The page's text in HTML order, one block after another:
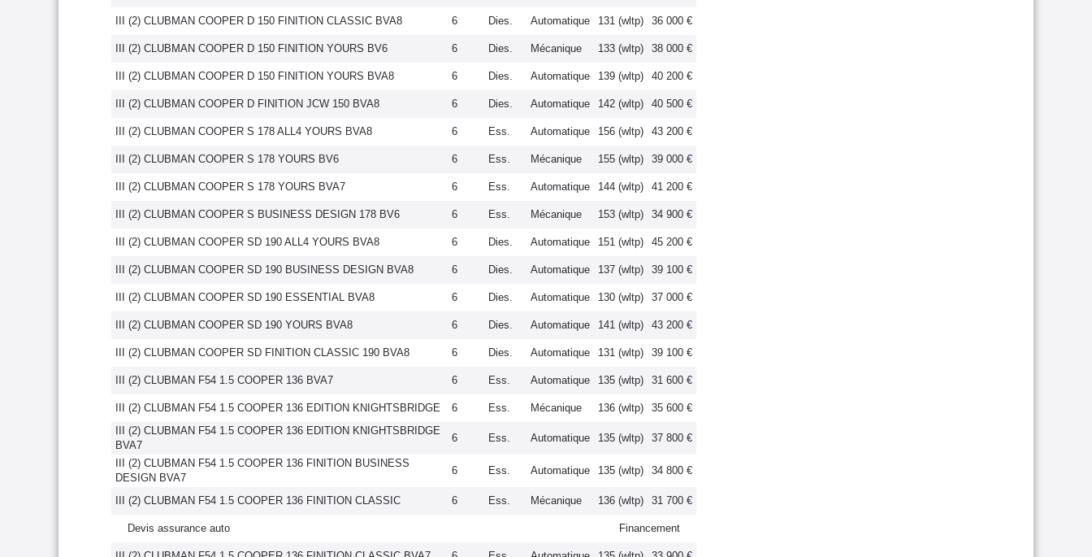
III (2) CLUBMAN COOPER D 150 FINITION CLASSIC BVA8 6 Dies. Automatique 131 (wltp) 36 000 €
III (2) CLUBMAN COOPER D 150 FINITION YOURS BV6 6 Dies. Mécanique 133 (wltp) 38 000 €
III (2) CLUBMAN COOPER D 150 FINITION YOURS BVA8 6 Dies. Automatique 139 (wltp) 40 200 €
III (2) CLUBMAN COOPER D FINITION JCW 150 BVA8 6 Dies. Automatique 142 (wltp) 40 500 €
III (2) CLUBMAN COOPER S 178 ALL4 YOURS BVA8 6 Ess. Automatique 156 (wltp) 43 200 €
III (2) CLUBMAN COOPER S 178 YOURS BV6 6 Ess. Mécanique 155 (wltp) 39 000 €
III (2) CLUBMAN COOPER S 178 YOURS BVA7 6 Ess. Automatique 144 (wltp) 41 200 €
III (2) CLUBMAN COOPER S BUSINESS DESIGN 178 BV6 6 Ess. Mécanique 153 (wltp) 34 900 €
III (2) CLUBMAN COOPER SD 190 ALL4 YOURS BVA8 6 Dies. Automatique 151 (wltp) 45 200 €
III (2) CLUBMAN COOPER SD 190 BUSINESS DESIGN BVA8 6 Dies. Automatique 137 (wltp) 39 100 €
III (2) CLUBMAN COOPER SD 190 ESSENTIAL BVA8 6 Dies. Automatique 130 (wltp) 37 000 €
III (2) CLUBMAN COOPER SD 190 YOURS BVA8 6 Dies. Automatique 141 (wltp) 43 200 €
III (2) CLUBMAN COOPER SD FINITION CLASSIC 190 BVA8 6 Dies. Automatique 131 (wltp) 39 100 €
III (2) CLUBMAN F54 1.5 COOPER 136 BVA7 6 Ess. Automatique 135 (wltp) 31 600 €
III (2) CLUBMAN F54 1.5 COOPER 136 EDITION KNIGHTSBRIDGE 6 Ess. Mécanique 136 (wltp)
35 600 €
III (2) CLUBMAN F54 1.5 COOPER 136 EDITION KNIGHTSBRIDGE
BVA7
6 Ess. Automatique 135 (wltp) 37 800 €
III (2) CLUBMAN F54 1.5 COOPER 136 FINITION BUSINESS
DESIGN BVA7
6 Ess. Automatique 135 (wltp) 34 800 €
III (2) CLUBMAN F54 1.5 COOPER 136 FINITION CLASSIC 6 Ess. Mécanique 136 (wltp) 31 700 €
Devis assurance auto Financement